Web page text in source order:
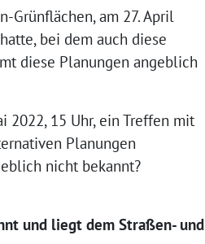
Grünflächen, am 27. April
bei dem auch diese
diese Planungen angeblich
2022, 15 Uhr, ein Treffen mit
Planungen
nicht bekannt?
und liegt dem Straßen- und